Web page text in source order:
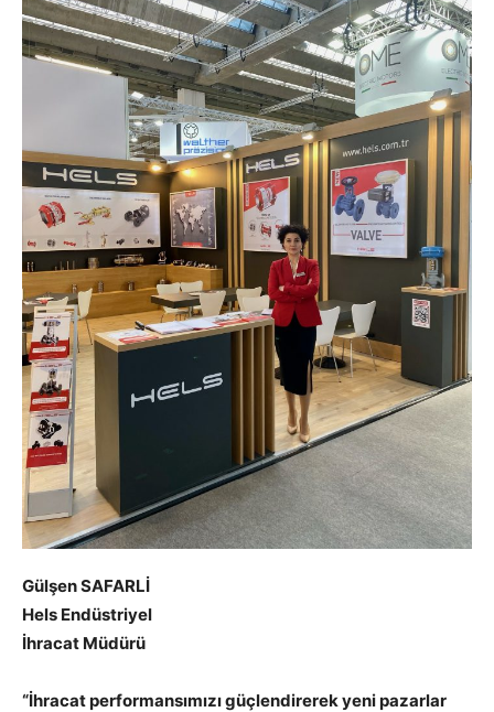
Gülşen SAFARLİ
Hels Endüstriyel
İhracat Müdürü
“İhracat performansımızı güçlendirerek yeni pazarlar